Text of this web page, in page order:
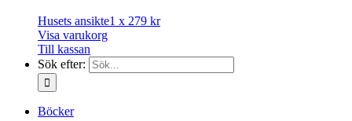
Husets ansikte1 x 279 kr
Visa varukorg
Till kassan
Sök efter:
Böcker